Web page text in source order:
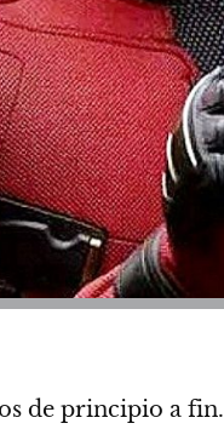
de principio a fin.